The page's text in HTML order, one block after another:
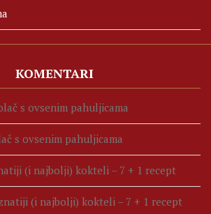
KOMENTARI
s ovsenim pahuljicama
s ovsenim pahuljicama
(i najbolji) kokteli – 7 + 1 recept
(i najbolji) kokteli – 7 + 1 recept